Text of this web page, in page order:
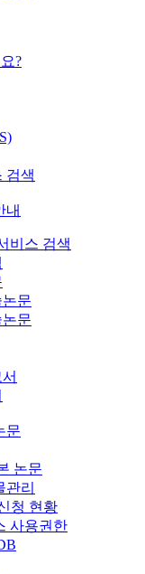
?
검색
내
비스 검색
문
문
문
논문
관리
청 현황
사용권한